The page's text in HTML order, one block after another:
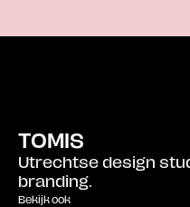
TOMIS
Utrechtse design
branding.
Bekijk ook